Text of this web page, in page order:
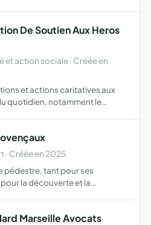
De Soutien Aux Heros
et action sociale · Créée en
et actions caritatives aux
quotidien, notamment le
· Créée en 2025
pédestre, tant pour ses
la découverte et la
Marseille Avocats